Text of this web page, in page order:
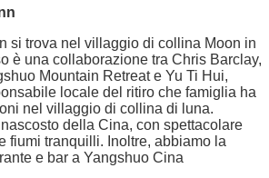
si trova nel villaggio di collina Moon in
è una collaborazione tra Chris Barclay,
Mountain Retreat e Yu Ti Hui,
locale del ritiro che famiglia ha
nel villaggio di collina di luna.
della Cina, con spettacolare
fiumi tranquilli. Inoltre, abbiamo la
e bar a Yangshuo Cina